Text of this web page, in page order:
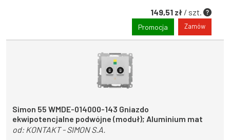
149,51 zł / szt.
Promocja Zamów
Simon 55 WMDE-014000-143 Gniazdo
ekwipotencjalne podwójne (moduł); Aluminium mat
od: KONTAKT - SIMON S.A.